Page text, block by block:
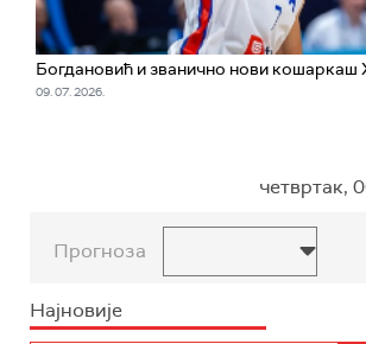
Богдановић и званично нови кошаркаш
09. 07. 2026.
четвртак,
Прогноза
Најновије